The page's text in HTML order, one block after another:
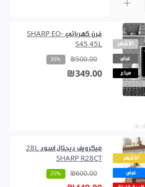
الأشهر
عرض
مباع
فرن كهربائي SHARP EO-
S45 45L
₪500.00
-30%
₪349.00
الأشهر
عرض
ميكرويف ديجتال اسود 28L
SHARP R28CT
₪600.00
-25%